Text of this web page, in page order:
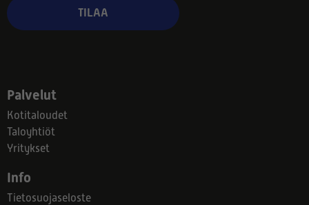
TILAA
Palvelut
Kotitaloudet
Taloyhtiöt
Yritykset
Info
Tietosuojaseloste